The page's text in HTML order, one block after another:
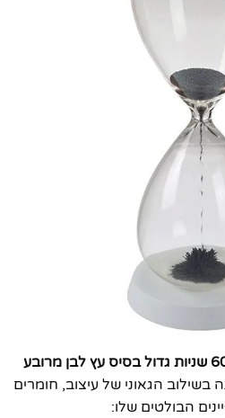
הגאוני של עיצוב, חומרים
הבולטים שלו: